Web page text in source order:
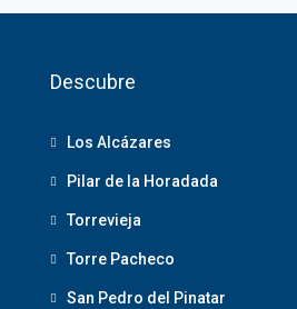
Descubre
Los Alcázares
Pilar de la Horadada
Torrevieja
Torre Pacheco
San Pedro del Pinatar